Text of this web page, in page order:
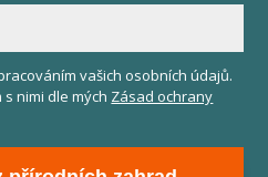
vašich osobních údajů.
s nimi dle mých Zásad ochrany